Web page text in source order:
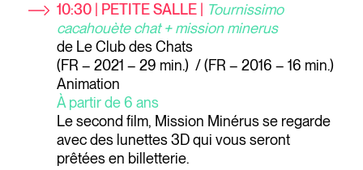
10:30 | PETITE SALLE |
Tournissimo
cacahouète chat + mission minerus
de Le Club des Chats
(FR – 2021 – 29 min.) / (FR – 2016 – 16 min.)
Animation
À partir de 6 ans
Le second film, Mission Minérus se regarde
avec des lunettes 3D qui vous seront
prêtées en billetterie.